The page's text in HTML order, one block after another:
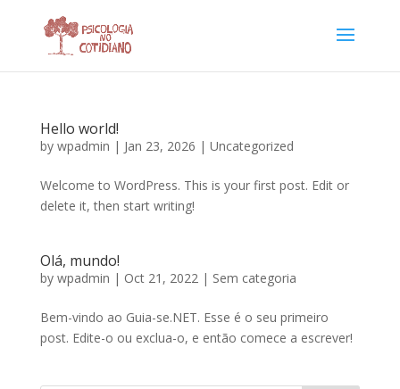
Hello world!
by wpadmin | Jan 23, 2026 | Uncategorized
Welcome to WordPress. This is your first post. Edit or
delete it, then start writing!
Olá, mundo!
by wpadmin | Oct 21, 2022| Sem categoria
Bem-vindo ao Guia-se.NET. Esse é o seu primeiro
post. Edite-o ou exclua-o, e então comece a escrever!